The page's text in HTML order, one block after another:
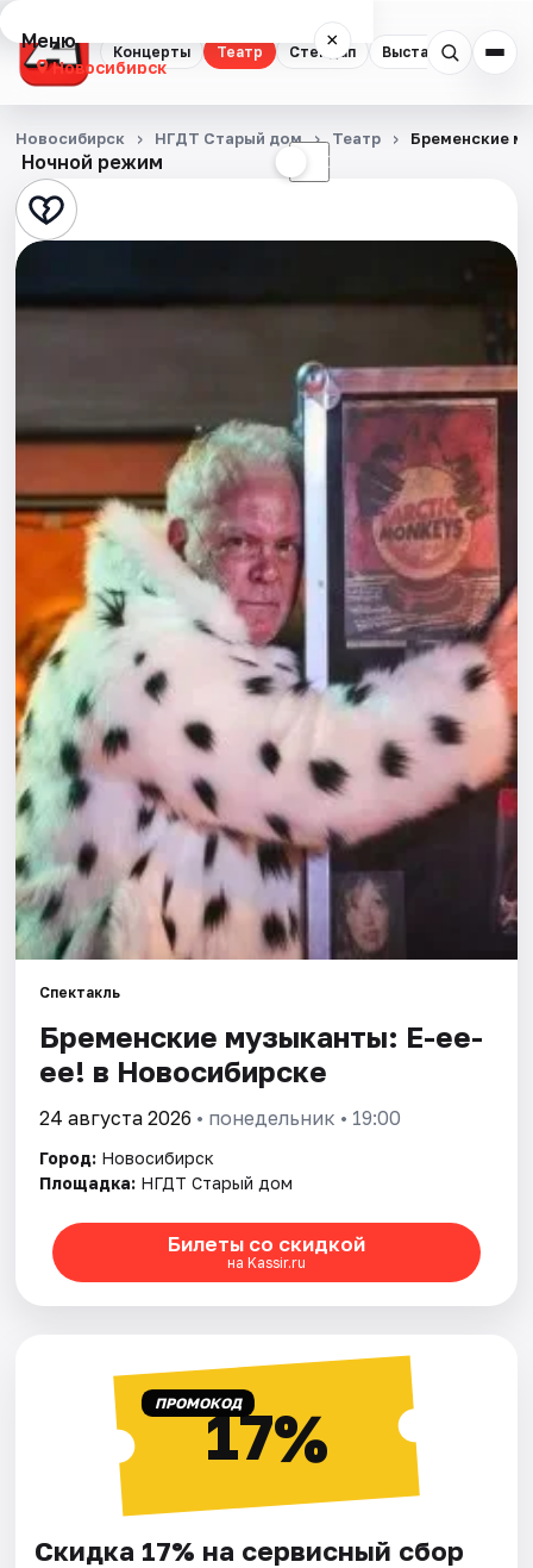
Концерты Театр Стендап Выставки
Меню ×
Новосибирск
Концерты
Театр
Стендап
Выставки
Спорт
События
Города
Площадки
Артисты
Рейтинги
Ночной режим ☾
Новосибирск НГДТ Старый дом Театр Бременские
Спектакль
Бременские музыканты: Е-ее-
ее! в Новосибирске
24 августа 2026 • понедельник • 19:00
Город: Новосибирск
Площадка: НГДТ Старый дом
Билеты со скидкой
на Kassir.ru
ПРОМОКОД17%
Скидка 17% на сервисный сбор